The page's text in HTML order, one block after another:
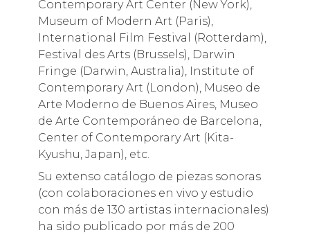
Contemporary Art Center (New York),
Museum of Modern Art (Paris),
International Film Festival (Rotterdam),
Festival des Arts (Brussels), Darwin
Fringe (Darwin, Australia), Institute of
Contemporary Art (London), Museo de
Arte Moderno de Buenos Aires, Museo
de Arte Contemporáneo de Barcelona,
Center of Contemporary Art (Kita-
Kyushu, Japan), etc.
Su extenso catálogo de piezas sonoras
(con colaboraciones en vivo y estudio
con más de 130 artistas internacionales)
ha sido publicado por más de 200